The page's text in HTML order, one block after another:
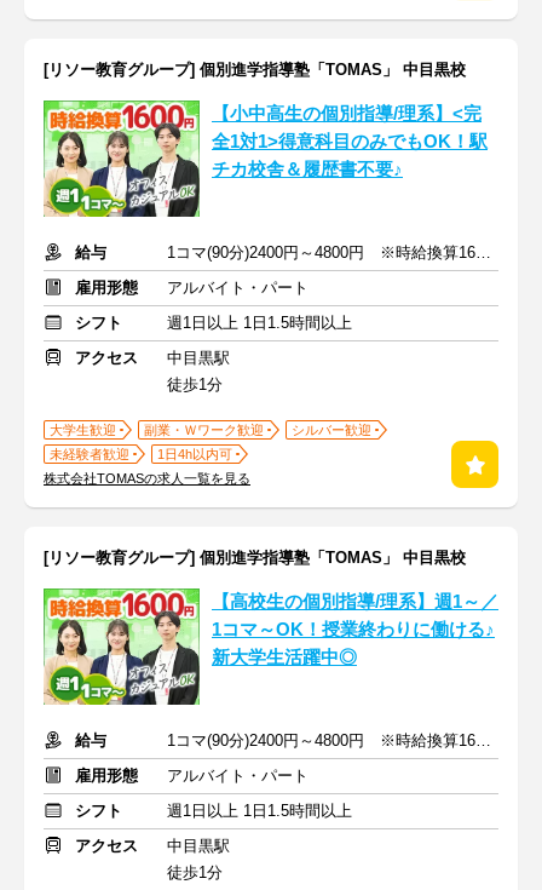
[リソー教育グループ] 個別進学指導塾「TOMAS」 中目黒校
【小中高生の個別指導/理系】<完
全1対1>得意科目のみでもOK！駅
チカ校舎＆履歴書不要♪
給与
1コマ(90分)2400円～4800円 ※時給換算1600円～3200円
雇用形態
アルバイト・パート
シフト
週1日以上 1日1.5時間以上
アクセス
中目黒駅
徒歩1分
大学生歓迎 副業・Ｗワーク歓迎
シルバー歓迎
未経験者歓迎
1日4h以内可
株式会社TOMASの求人一覧を見る
[リソー教育グループ] 個別進学指導塾「TOMAS」 中目黒校
【高校生の個別指導/理系】週1～／
1コマ～OK！授業終わりに働ける♪
新大学生活躍中◎
給与
1コマ(90分)2400円～4800円 ※時給換算1600円～3200円
雇用形態
アルバイト・パート
シフト
週1日以上 1日1.5時間以上
アクセス
中目黒駅
徒歩1分